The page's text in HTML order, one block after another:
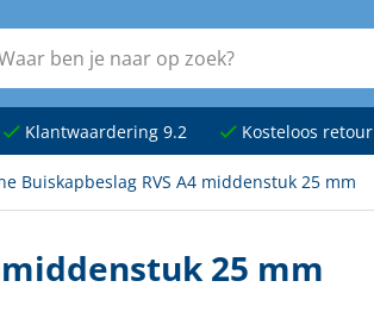
Klantwaardering 9.2 Kosteloos retour
Buiskapbeslag RVS A4 middenstuk 25 mm
25 mm